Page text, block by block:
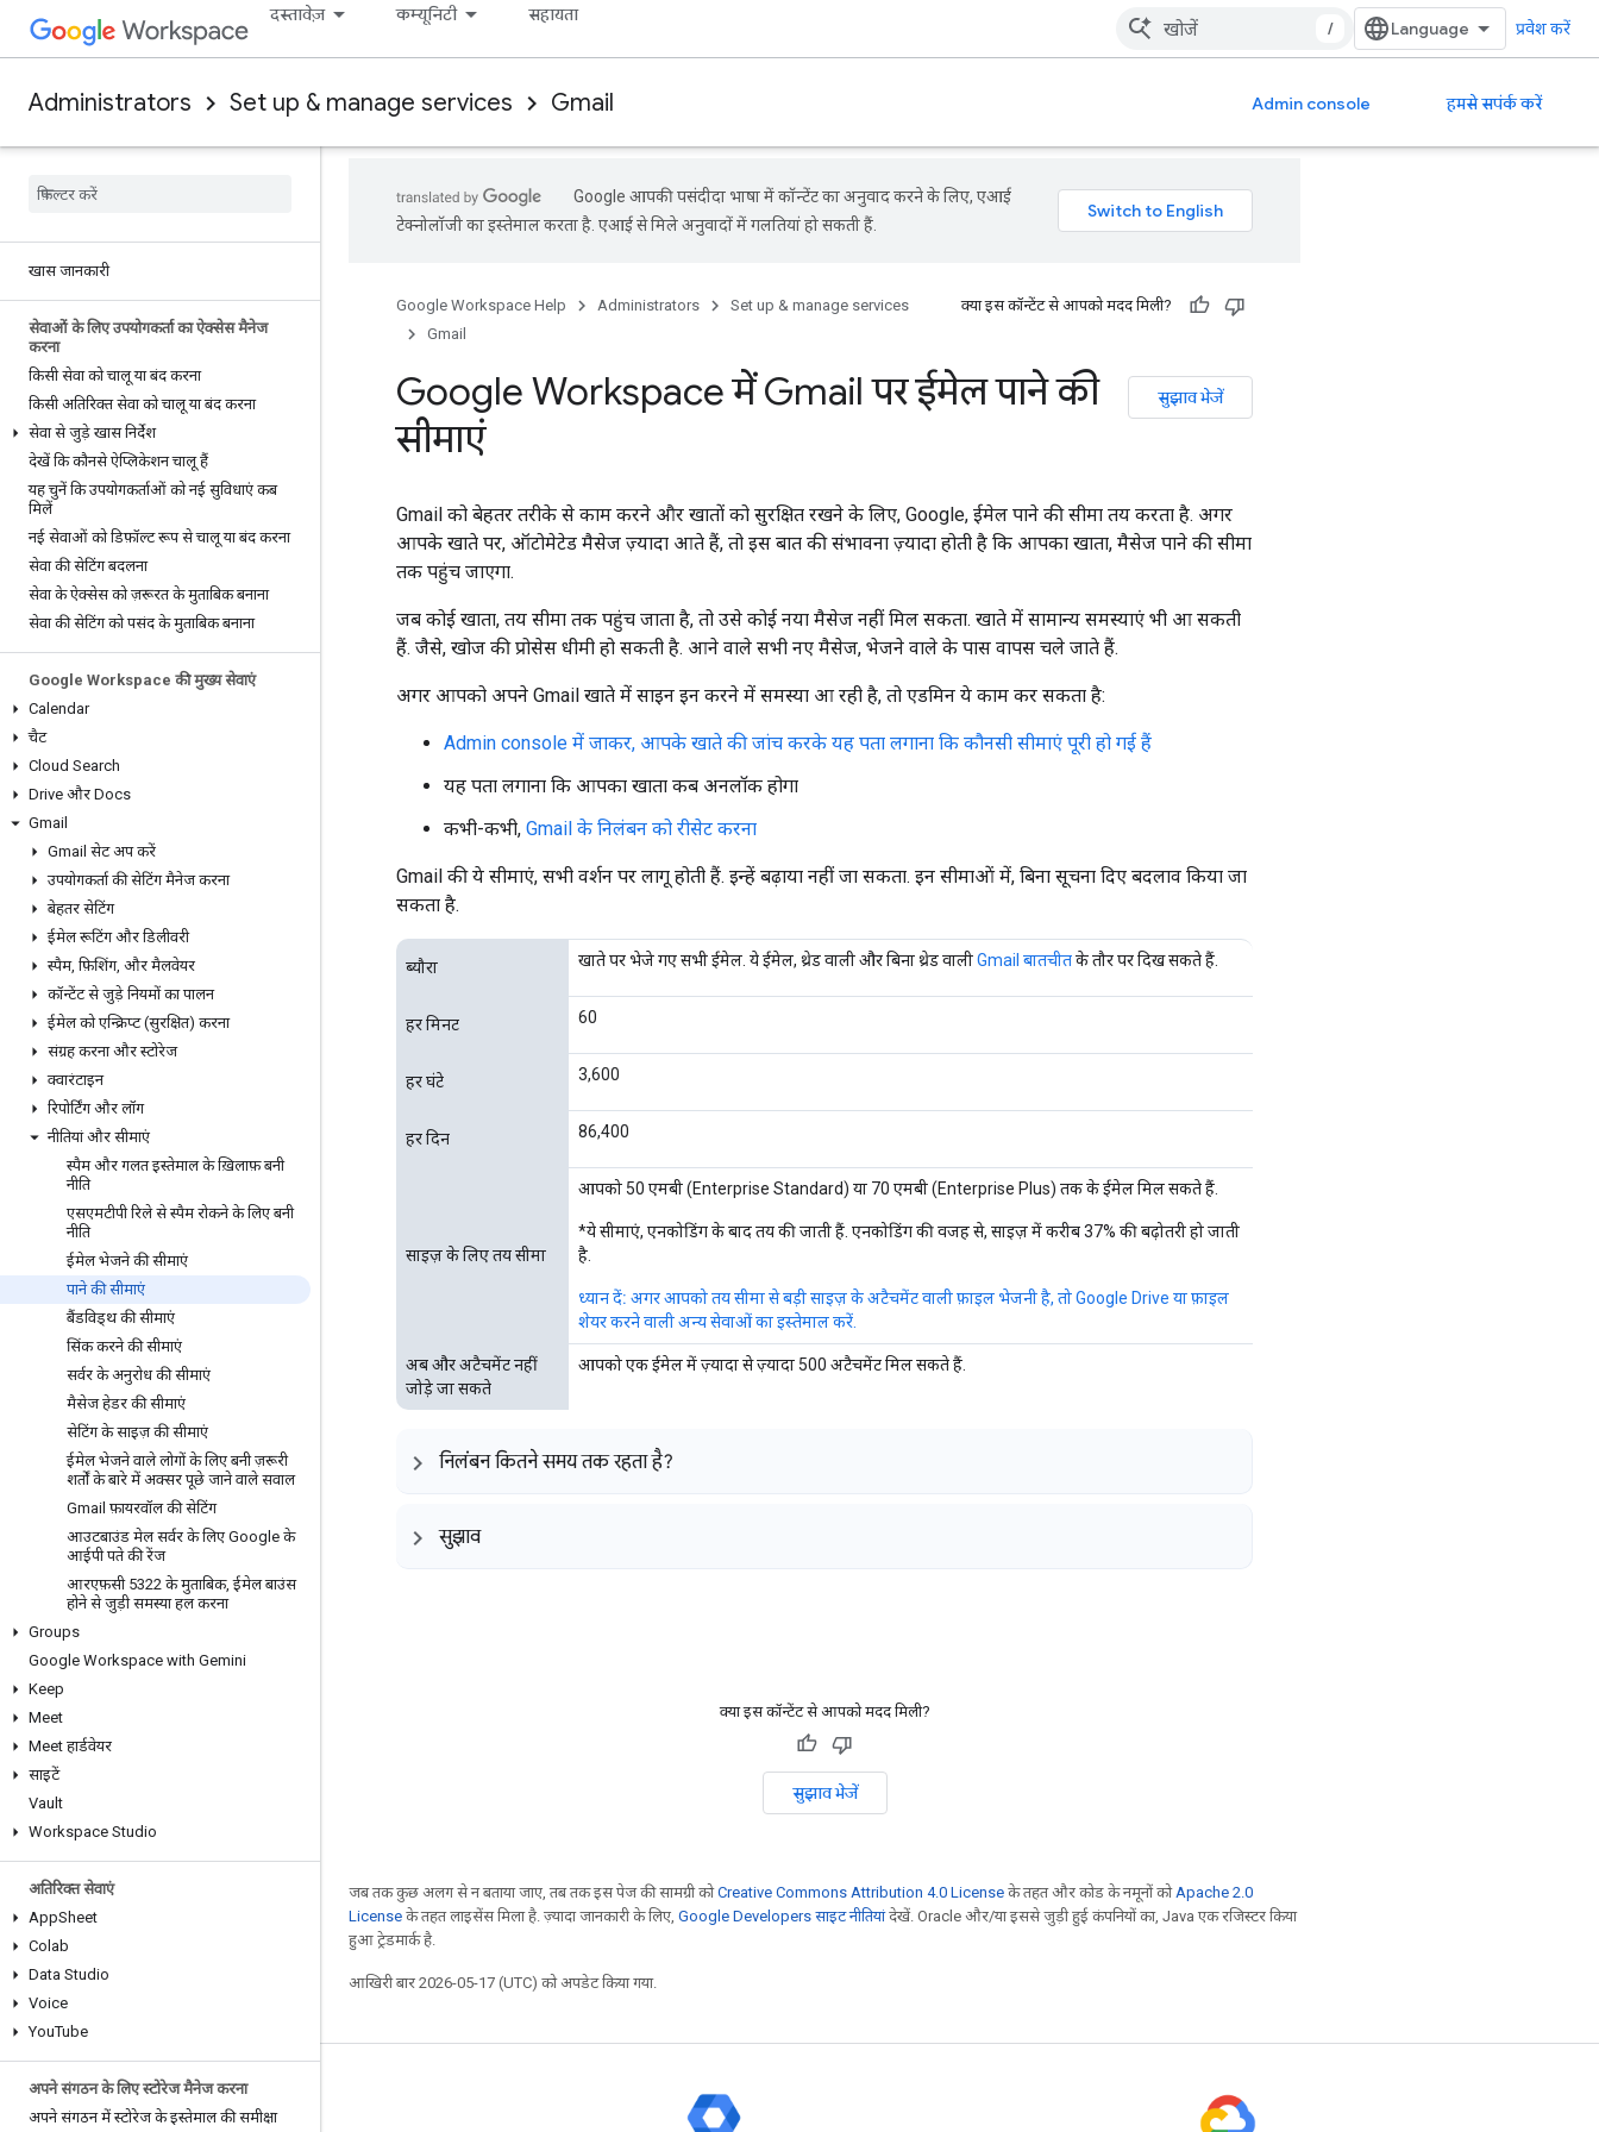
दस्तावेज़ कम्यूनिटी सहायता
/ प्रवेश करें
Administrators Set up & manage services Gmail Admin console हमसे सपंर्क करें
खास जानकारी
सेवाओं के लिए उपयोगकर्ता का ऐक्सेस मैनेज
करना
किसी सेवा को चालू या बंद करना
किसी अतिरिक्त सेवा को चालू या बंद करना
सेवा से जुड़े खास निर्देश
देखें कि कौनसे ऐप्लिकेशन चालू हैं
यह चुनें कि उपयोगकर्ताओं को नई सुविधाएं कब
मिलें
नई सेवाओं को डिफ़ॉल्ट रूप से चालू या बंद करना
सेवा की सेटिंग बदलना
सेवा के ऐक्सेस को ज़रूरत के मुताबिक बनाना
सेवा की सेटिंग को पसंद के मुताबिक बनाना
Google Workspace की मुख्य सेवाएं
Calendar
चैट
Cloud Search
Drive और Docs
Gmail
Gmail सेट अप करें
उपयोगकर्ता की सेटिंग मैनेज करना
बेहतर सेटिंग
ईमेल रूटिंग और डिलीवरी
स्पैम, फ़िशिंग, और मैलवेयर
कॉन्टेंट से जुड़े नियमों का पालन
ईमेल को एन्क्रिप्ट (सुरक्षित) करना
संग्रह करना और स्टोरेज
क्वारंटाइन
रिपोर्टिंग और लॉग
नीतियां और सीमाएं
स्पैम और गलत इस्तेमाल के ख़िलाफ़ बनी
नीति
एसएमटीपी रिले से स्पैम रोकने के लिए बनी
नीति
ईमेल भेजने की सीमाएं
पाने की सीमाएं
बैंडविड्थ की सीमाएं
सिंक करने की सीमाएं
सर्वर के अनुरोध की सीमाएं
मैसेज हेडर की सीमाएं
सेटिंग के साइज़ की सीमाएं
ईमेल भेजने वाले लोगों के लिए बनी ज़रूरी
शर्तों के बारे में अक्सर पूछे जाने वाले सवाल
Gmail फ़ायरवॉल की सेटिंग
आउटबाउंड मेल सर्वर के लिए Google के
आईपी पते की रेंज
आरएफ़सी 5322 के मुताबिक, ईमेल बाउंस
होने से जुड़ी समस्या हल करना
Groups
Google Workspace with Gemini
Keep
Meet
Meet हार्डवेयर
साइटें
Vault
Workspace Studio
अतिरिक्त सेवाएं
AppSheet
Colab
Data Studio
Voice
YouTube
अपने संगठन के लिए स्टोरेज मैनेज करना
अपने संगठन में स्टोरेज के इस्तेमाल की समीक्षा
Google आपकी पसंदीदा भाषा में कॉन्टेंट का अनुवाद करने के लिए, एआई
टेक्नोलॉजी का इस्तेमाल करता है. एआई से मिले अनुवादों में गलतियां हो सकती हैं.
Google Workspace Help Administrators
Set up & manage services
Gmail
क्या इस कॉन्टेंट से आपको मदद मिली?
सुझाव भेजें
Google Workspace में Gmail पर ईमेल पाने की
सीमाएं
Gmail को बेहतर तरीके से काम करने और खातों को सुरक्षित रखने के लिए, Google, ईमेल पाने की सीमा तय करता है. अगर
आपके खाते पर, ऑटोमेटेड मैसेज ज़्यादा आते हैं, तो इस बात की संभावना ज़्यादा होती है कि आपका खाता, मैसेज पाने की सीमा
तक पहुंच जाएगा.
जब कोई खाता, तय सीमा तक पहुंच जाता है, तो उसे कोई नया मैसेज नहीं मिल सकता. खाते में सामान्य समस्याएं भी आ सकती
हैं. जैसे, खोज की प्रोसेस धीमी हो सकती है. आने वाले सभी नए मैसेज, भेजने वाले के पास वापस चले जाते हैं.
अगर आपको अपने Gmail खाते में साइन इन करने में समस्या आ रही है, तो एडमिन ये काम कर सकता है:
Admin console में जाकर, आपके खाते की जांच करके यह पता लगाना कि कौनसी सीमाएं पूरी हो गई हैं
यह पता लगाना कि आपका खाता कब अनलॉक होगा
कभी-कभी, Gmail के निलंबन को रीसेट करना
Gmail की ये सीमाएं, सभी वर्शन पर लागू होती हैं. इन्हें बढ़ाया नहीं जा सकता. इन सीमाओं में, बिना सूचना दिए बदलाव किया जा
सकता है.
ब्यौरा खाते पर भेजे गए सभी ईमेल. ये ईमेल, थ्रेड वाली और बिना थ्रेड वालीGmail बातचीतके तौर पर दिख सकते हैं.
हर मिनट 60
हर घंटे 3,600
हर दिन 86,400
साइज़ के लिए तय सीमा
आपको 50 एमबी (Enterprise Standard) या 70 एमबी (Enterprise Plus) तक के ईमेल मिल सकते हैं.
*ये सीमाएं, एनकोडिंग के बाद तय की जाती हैं. एनकोडिंग की वजह से, साइज़ में करीब 37% की बढ़ोतरी हो जाती
है.
ध्यान दें: अगर आपको तय सीमा से बड़ी साइज़ के अटैचमेंट वाली फ़ाइल भेजनी है, तो Google Drive या फ़ाइल
शेयर करने वाली अन्य सेवाओं का इस्तेमाल करें.
अब और अटैचमेंट नहीं
जोड़े जा सकते
आपको एक ईमेल में ज़्यादा से ज़्यादा 500 अटैचमेंट मिल सकते हैं.
निलंबन कितने समय तक रहता है?
सुझाव
क्या इस कॉन्टेंट से आपको मदद मिली?
सुझाव भेजें
जब तक कुछ अलग से न बताया जाए, तब तक इस पेज की सामग्री कोCreative Commons Attribution 4.0 License के तहत और कोड के नमूनों कोApache 2.0
License के तहत लाइसेंस मिला है. ज़्यादा जानकारी के लिए, Google Developers साइट नीतियांदेखें. Oracle और/या इससे जुड़ी हुई कंपनियों का, Java एक रजिस्टर किया
हुआ ट्रेडमार्क है.
आखिरी बार 2026-05-17 (UTC) को अपडेट किया गया.